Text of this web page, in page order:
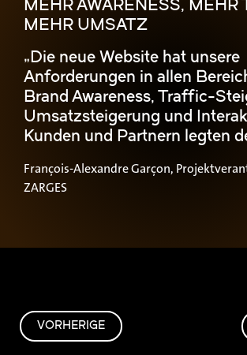
MEHR AWARENESS, MEHR
MEHR UMSATZ
„Die neue Website hat unsere
Anforderungen in allen
Brand Awareness, Traffic-
Umsatzsteigerung und
Kunden und Partnern legten
François-Alexandre Garçon,
ZARGES
VORHERIGE